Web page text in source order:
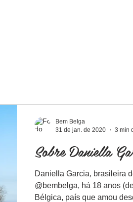
Sobre Daniella
Daniella Garcia, brasileira
@bembelga, há 18 anos
Bélgica, país que amou
Bem Belga
31 de jan. de 2020
3 min